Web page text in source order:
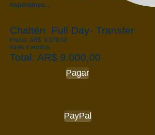
esperamos...
Chaltén Full Day- Transfer
Precio: AR$ 9.000,00
hasta 4 adultos
Total: AR$ 9.000,00
Pagar
PayPal